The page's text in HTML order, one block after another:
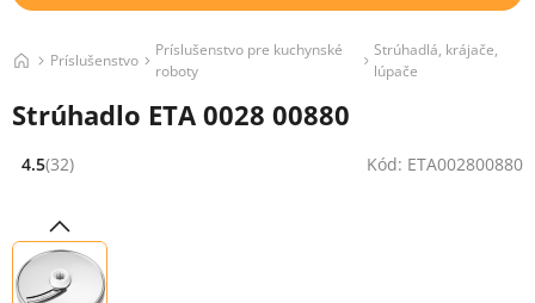
Príslušenstvo
Príslušenstvo pre kuchynské
roboty
Strúhadlá, krájače,
lúpače
Strúhadlo ETA 0028 00880
Hodnocení: 4.5 z 5 (32 recenzí)
4.5(32) Kód: ETA002800880